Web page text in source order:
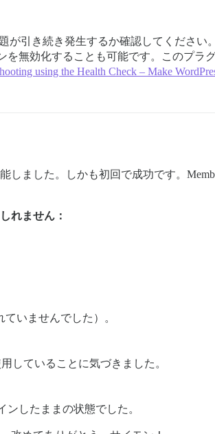
が引き続き発生するか確認してください
を無効化することも可能です。このプラ
using the Health Check – Make
ました。しかも初回で成功です。
れません：
いませんでした）。
していることに気づきました。
ンしたままの状態でした。